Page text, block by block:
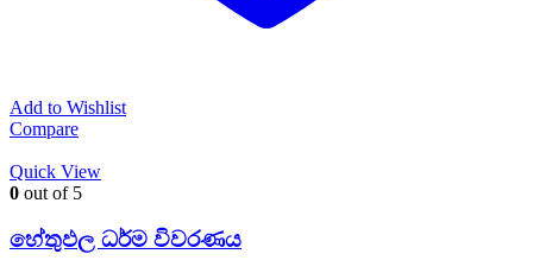
Add to Wishlist
Compare
Quick View
0 out of 5
හේතුඵල ධර්ම විවරණය